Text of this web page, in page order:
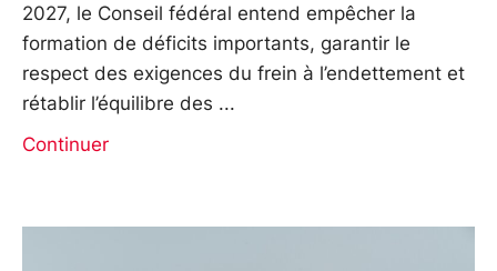
2027, le Conseil fédéral entend empêcher la
formation de déficits importants, garantir le
respect des exigences du frein à l’endettement et
rétablir l’équilibre des
Continuer